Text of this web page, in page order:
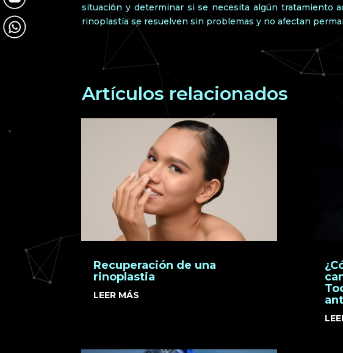
situación y determinar si se necesita algún tratamiento
rinoplastía se resuelven sin problemas y no afectan
Artículos relacionados
Recuperación de una
rinoplastia
LEER MÁS